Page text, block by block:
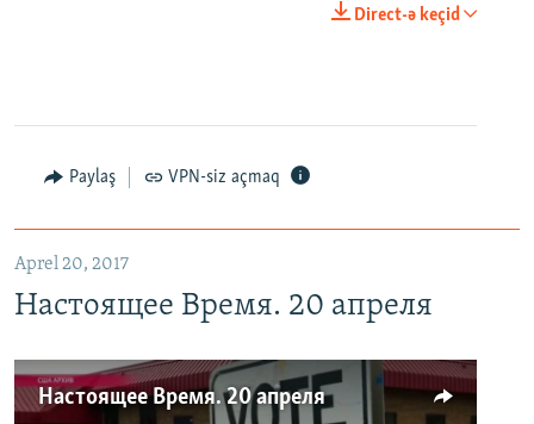
Direct-ə keçid
Paylaş VPN-siz açmaq
Aprel 20, 2017
Настоящее Время. 20 апреля
Настоящее Время. 20 апреля